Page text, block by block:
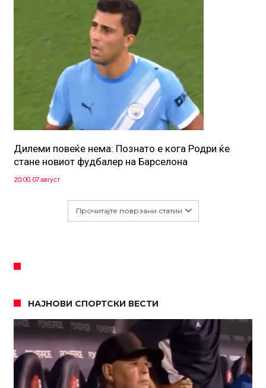
Дилеми повеќе нема: Познато е кога Родри ќе
стане новиот фудбалер на Барселона
20:00, 07 август
Прочитајте поврзани статии
НАЈНОВИ СПОРТСКИ ВЕСТИ